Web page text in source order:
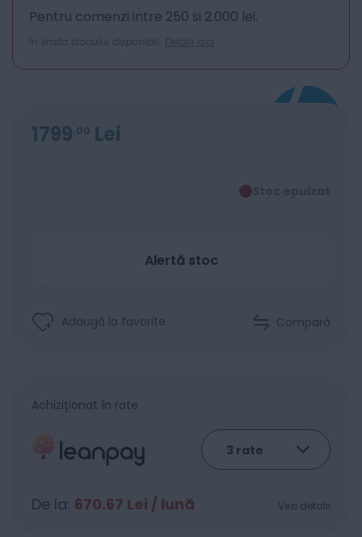
Pentru comenzi intre 250 si 2.000 lei.
In limita stocului disponibil. Detalii aici
1799 00 Lei
Alertă stoc
Adaugă la favorite Compară
Achiziționat în rate
De la: 670.67 Lei / lună Vezi detalii